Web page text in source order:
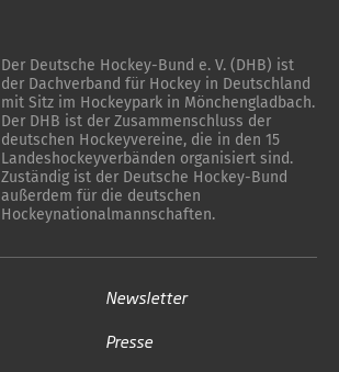
Der Deutsche Hockey-Bund e. V. (DHB) ist
der Dachverband für Hockey in Deutschland
mit Sitz im Hockeypark in Mönchengladbach.
Der DHB ist der Zusammenschluss der
deutschen Hockeyvereine, die in den 15
Landeshockeyverbänden organisiert sind.
Zuständig ist der Deutsche Hockey-Bund
außerdem für die deutschen
Hockeynationalmannschaften.
Newsletter
Presse